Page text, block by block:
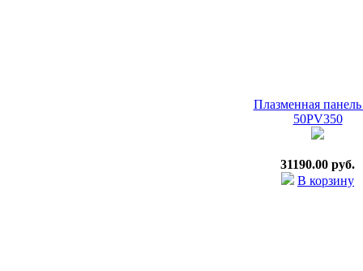
Плазменная
50PV350
31190.00 руб.
В корзину